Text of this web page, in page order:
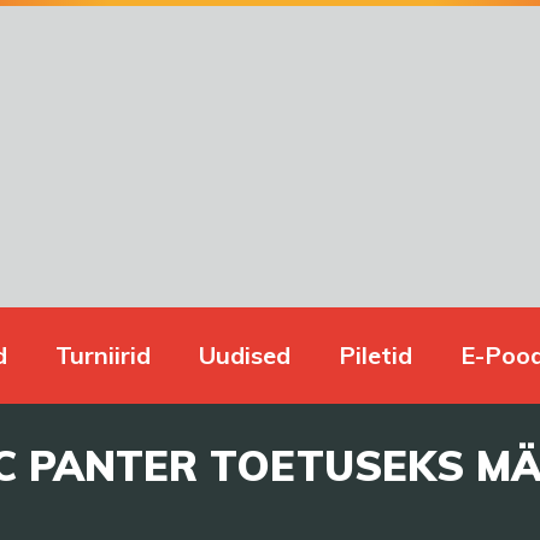
Turniirid Uudised Piletid E-
PANTER TOETUSEKS